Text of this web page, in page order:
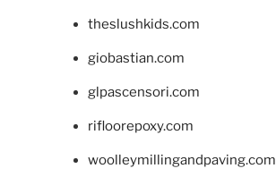
theslushkids.com
giobastian.com
glpascensori.com
rifloorepoxy.com
woolleymillingandpaving.com